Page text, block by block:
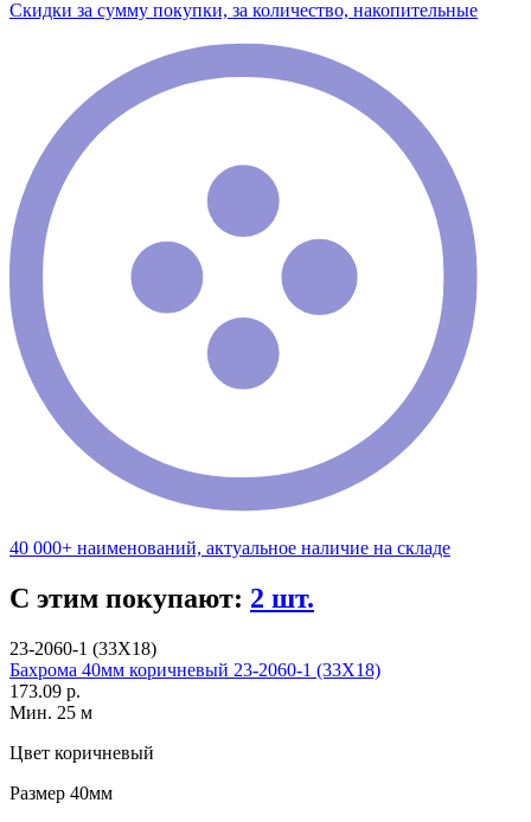
Скидки за сумму покупки, за количество, накопительные
40 000+ наименований, актуальное наличие на складе
С этим покупают: 2 шт.
23-2060-1 (33X18)
Бахрома 40мм коричневый 23-2060-1 (33X18)
173.09 р.
Мин. 25 м
Цвет коричневый
Размер 40мм